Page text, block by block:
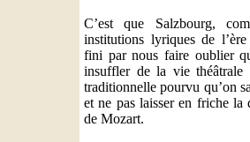
C’est que Salzbourg,
institutions lyriques de
fini par nous faire oublier
insuffler de la vie théâtrale
traditionnelle pourvu qu’on
et ne pas laisser en friche la
de Mozart.